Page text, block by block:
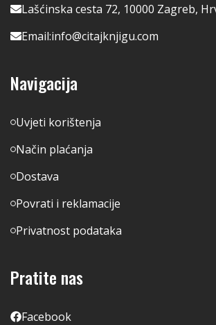
Lašćinska cesta 72, 10000 Zagreb,
Email:info@citajknjigu.com
Navigacija
Uvjeti korištenja
Način plaćanja
Dostava
Povrati i reklamacije
Privatnost podataka
Pratite nas
Facebook